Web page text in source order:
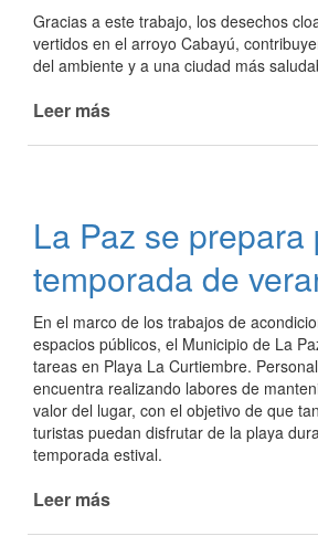
Gracias a este trabajo, los desechos
vertidos en el arroyo Cabayú,
del ambiente y a una ciudad más
Leer más
en
funcionamiento
La Paz se prepara
temporada de
En el marco de los trabajos de
espacios públicos, el Municipio de La
tareas en Playa La Curtiembre.
encuentra realizando labores de
valor del lugar, con el objetivo de que
turistas puedan disfrutar de la playa
temporada estival.
Leer más